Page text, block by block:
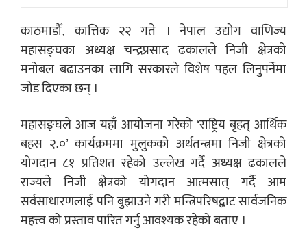
काठमाडौँ, कात्तिक २२ गते । नेपाल उद्योग वाणिज्य
महासङ्घका अध्यक्ष चन्द्रप्रसाद ढकालले निजी क्षेत्रको
मनोबल बढाउनका लागि सरकारले विशेष पहल लिनुपर्नेमा
जोड दिएका छन् ।
महासङ्घले आज यहाँ आयोजना गरेको ‘राष्ट्रिय बृहत् आर्थिक
बहस २.०’ कार्यक्रममा मुलुकको अर्थतन्त्रमा निजी क्षेत्रको
योगदान ८१ प्रतिशत रहेको उल्लेख गर्दै अध्यक्ष ढकालले
राज्यले निजी क्षेत्रको योगदान आत्मसात् गर्दै आम
सर्वसाधारणलाई पनि बुझाउने गरी मन्त्रिपरिषद्बाट सार्वजनिक
महत्त्व को प्रस्ताव पारित गर्नु आवश्यक रहेको बताए ।